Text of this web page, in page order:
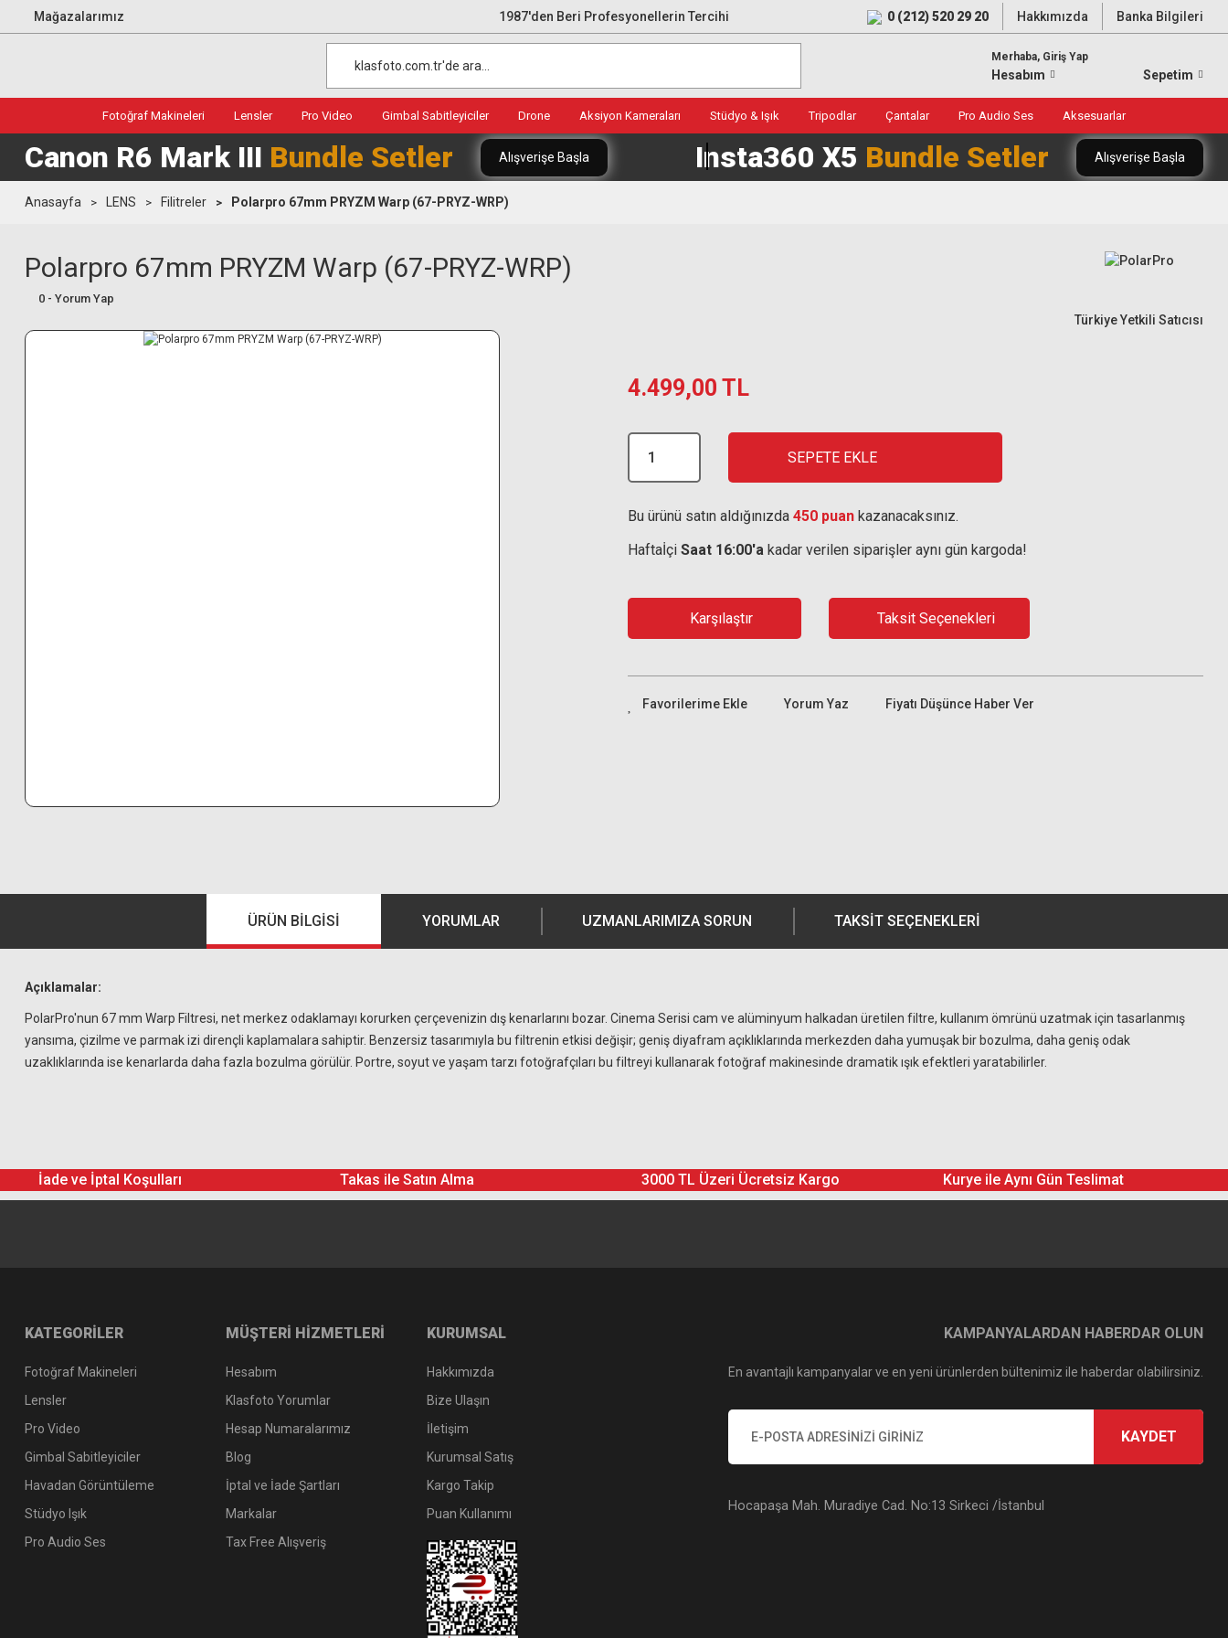
Mağazalarımız 1987'den Beri Profesyonellerin Tercihi 0 (212) 520 29 20 Hakkımızda Banka Bilgileri
Merhaba, Giriş Yap
Hesabım Sepetim
Fotoğraf Makineleri Lensler Pro Video Gimbal Sabitleyiciler Drone Aksiyon Kameraları Stüdyo & Işık Tripodlar Çantalar Pro Audio Ses Aksesuarlar
Canon R6 Mark III Bundle Setler Alışverişe Başla Insta360 X5 Bundle Setler Alışverişe Başla
Anasayfa LENS Filitreler Polarpro 67mm PRYZM Warp (67-PRYZ-WRP)
Polarpro 67mm PRYZM Warp (67-PRYZ-WRP)
0 - Yorum Yap
Türkiye Yetkili Satıcısı
4.499,00 TL
SEPETE EKLE
Bu ürünü satın aldığınızda 450 puan kazanacaksınız.
Haftaİçi Saat 16:00'a kadar verilen siparişler aynı gün kargoda!
Karşılaştır Taksit Seçenekleri
Yorum Yaz Fiyatı Düşünce Haber Ver
ÜRÜN BILGISI YORUMLAR UZMANLARIMIZA SORUN TAKSIT SEÇENEKLERI
Açıklamalar:
PolarPro'nun 67 mm Warp Filtresi, net merkez odaklamayı korurken çerçevenizin dış kenarlarını bozar. Cinema Serisi cam ve alüminyum halkadan üretilen filtre, kullanım ömrünü uzatmak için tasarlanmış
yansıma, çizilme ve parmak izi dirençli kaplamalara sahiptir. Benzersiz tasarımıyla bu filtrenin etkisi değişir; geniş diyafram açıklıklarında merkezden daha yumuşak bir bozulma, daha geniş odak
uzaklıklarında ise kenarlarda daha fazla bozulma görülür. Portre, soyut ve yaşam tarzı fotoğrafçıları bu filtreyi kullanarak fotoğraf makinesinde dramatik ışık efektleri yaratabilirler.
İade ve İptal Koşulları Takas ile Satın Alma 3000 TL Üzeri Ücretsiz Kargo Kurye ile Aynı Gün Teslimat
KATEGORİLER
Fotoğraf Makineleri
Lensler
Pro Video
Gimbal Sabitleyiciler
Havadan Görüntüleme
Stüdyo Işık
Pro Audio Ses
MÜŞTERİ HİZMETLERİ
Hesabım
Klasfoto Yorumlar
Hesap Numaralarımız
Blog
İptal ve İade Şartları
Markalar
Tax Free Alışveriş
KURUMSAL
Hakkımızda
Bize Ulaşın
İletişim
Kurumsal Satış
Kargo Takip
Puan Kullanımı
KAMPANYALARDAN HABERDAR OLUN
En avantajlı kampanyalar ve en yeni ürünlerden bültenimiz ile haberdar olabilirsiniz.
KAYDET
Hocapaşa Mah. Muradiye Cad. No:13 Sirkeci /İstanbul